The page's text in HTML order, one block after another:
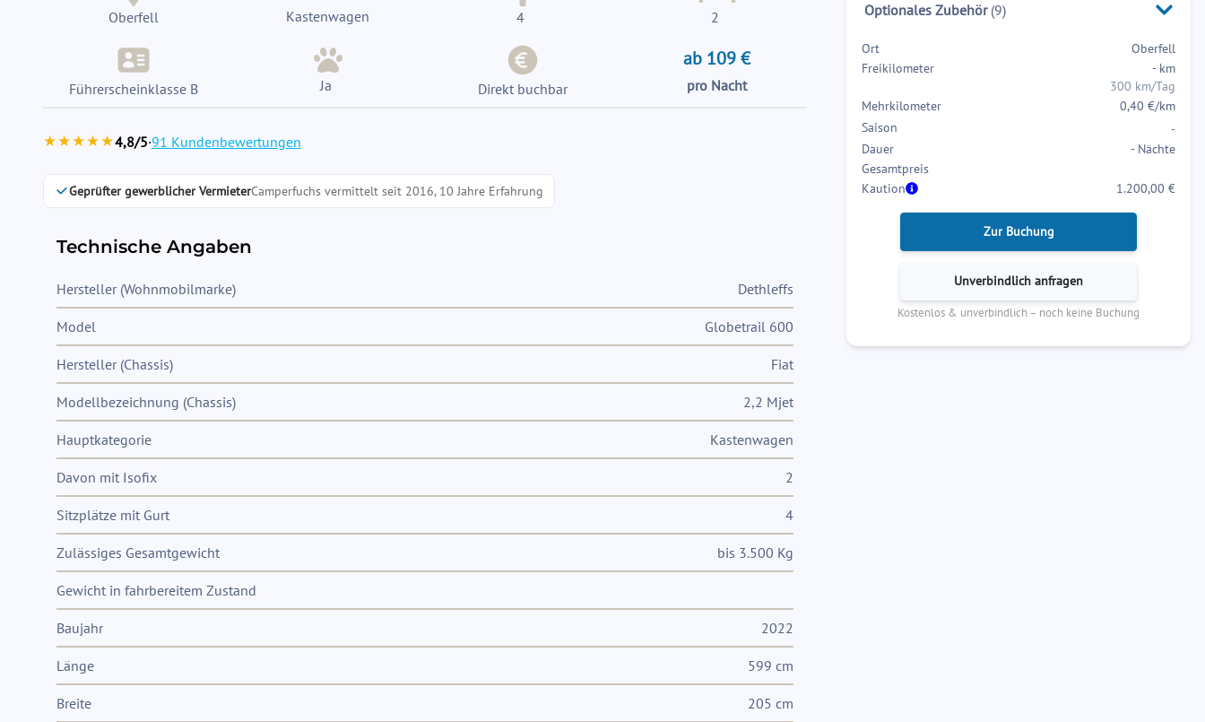
Oberfell Kastenwagen 4 2
Führerscheinklasse B Ja Direkt buchbar
ab 109 €
pro Nacht
★★★★★4,8/5·91 Kundenbewertungen
Geprüfter gewerblicher VermieterCamperfuchs vermittelt seit 2016, 10 Jahre Erfahrung
Technische Angaben
Hersteller (Wohnmobilmarke) Dethleffs
Model Globetrail 600
Hersteller (Chassis) Fiat
Modellbezeichnung (Chassis) 2,2 Mjet
Hauptkategorie Kastenwagen
Davon mit Isofix 2
Sitzplätze mit Gurt 4
Zulässiges Gesamtgewicht bis 3.500 Kg
Gewicht in fahrbereitem Zustand
Baujahr 2022
Länge 599 cm
Breite 205 cm
forward
interact
the
calendar
and
select
a
date.
Press
the
question
key
Optionales Zubehör (9)
Ort
Oberfell
Freikilometer
-km
300 km/Tag
Mehrkilometer
0,40 €/km
Saison
-
Dauer
- Nächte
Gesamtpreis
Kaution
1.200,00 €
Zur Buchung
Unverbindlich anfragen
Kostenlos & unverbindlich – noch keine Buchung